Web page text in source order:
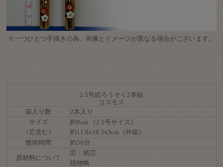
※一つひとつ手描きの為、画像とイメージが異なる場合がございます。
2.5号絵ろうそく2本組
コスモス
箱入り数
2本入り
サイズ
（芯含む）
約8cm （2.5号サイズ）
約11.8x16.3x3cm（外箱）
燃焼時間
約50分
原材料について
芯：紙芯
植物蝋